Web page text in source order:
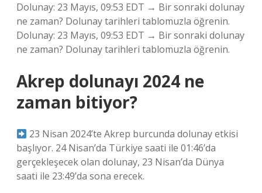
Dolunay: 23 Mayıs, 09:53 EDT → Bir sonraki dolunay
ne zaman? Dolunay tarihleri ​​tablomuzla öğrenin.
Dolunay: 23 Mayıs, 09:53 EDT → Bir sonraki dolunay
ne zaman? Dolunay tarihleri ​​tablomuzla öğrenin.
Akrep dolunayı 2024 ne
zaman bitiyor?
23 Nisan 2024’te Akrep burcunda dolunay etkisi
başlıyor. 24 Nisan’da Türkiye saati ile 01:46’da
gerçekleşecek olan dolunay, 23 Nisan’da Dünya
saati ile 23:49’da sona erecek.